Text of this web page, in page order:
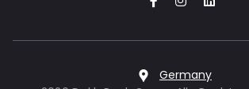
Germany